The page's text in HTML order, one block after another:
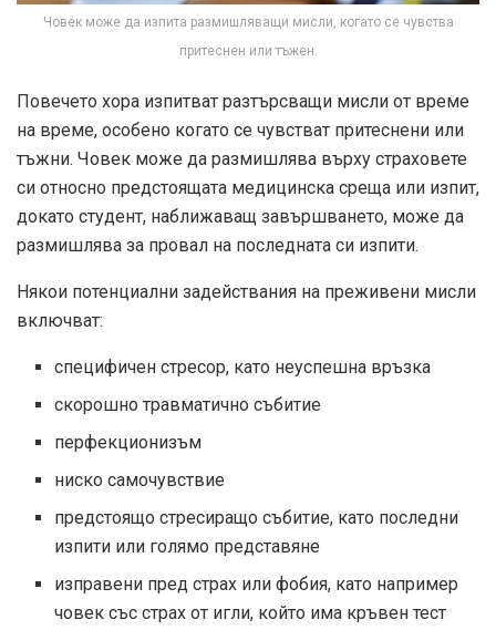
Човек може да изпита размишляващи мисли, когато се чувства
притеснен или тъжен.
Повечето хора изпитват разтърсващи мисли от време
на време, особено когато се чувстват притеснени или
тъжни. Човек може да размишлява върху страховете
си относно предстоящата медицинска среща или изпит,
докато студент, наближаващ завършването, може да
размишлява за провал на последната си изпити.
Някои потенциални задействания на преживени мисли
включват:
специфичен стресор, като неуспешна връзка
скорошно травматично събитие
перфекционизъм
ниско самочувствие
предстоящо стресиращо събитие, като последни
изпити или голямо представяне
изправени пред страх или фобия, като например
човек със страх от игли, който има кръвен тест